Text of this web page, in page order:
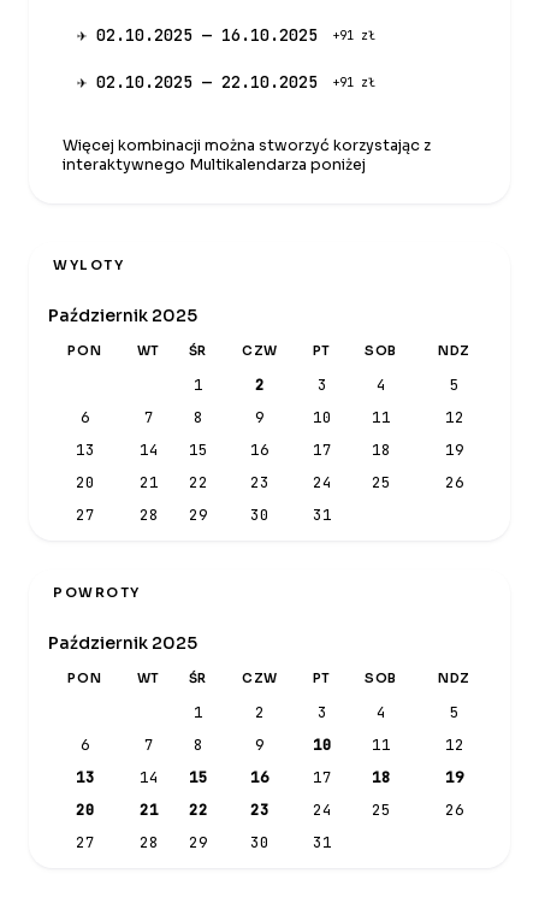
✈ 02.10.2025 — 16.10.2025 +91 zł
✈ 02.10.2025 — 22.10.2025 +91 zł
Więcej kombinacji można stworzyć korzystając z
interaktywnego Multikalendarza poniżej
WYLOTY
Październik 2025
PON WT ŚR CZW PT SOB NDZ
1 2 3 4
5
6
7 8 9 10 11
12
13
14 15 16 17 18
19
20
21 22 23 24 25
26
27
28 29 30 31
POWROTY
Październik 2025
PON WT ŚR CZW PT SOB NDZ
1 2 3 4
5
6
7 8 9 10 11
12
13
14 15 16 17 18
19
20
21 22 23 24 25
26
27
28 29 30 31